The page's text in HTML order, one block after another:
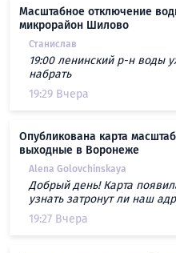
Масштабное отключение
микрорайон Шилово
Станислав
19:00 ленинский р-н воды
набрать
19:29 Вчера
Опубликована карта
выходные в Воронеже
Alena Golovchinskaya
Добрый день! Карта
узнать затронут ли наш
19:27 Вчера